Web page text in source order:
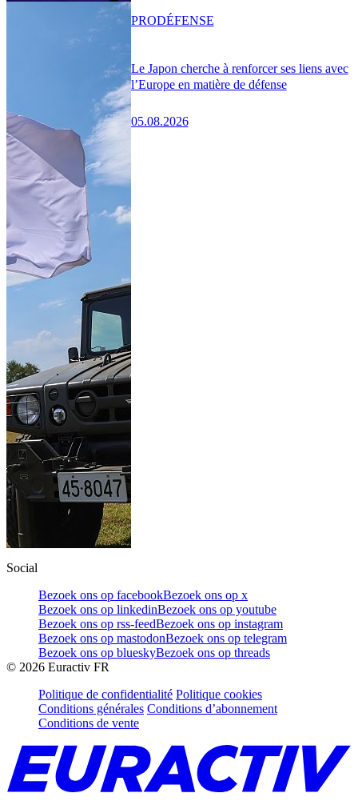
Le Japon cherche à renforcer ses liens avec
l’Europe en matière de défense
05.08.2026
PRODÉFENSE
Social
Bezoek ons op facebookBezoek ons op x
Bezoek ons op linkedinBezoek ons op youtube
Bezoek ons op rss-feedBezoek ons op instagram
Bezoek ons op mastodonBezoek ons op telegram
Bezoek ons op blueskyBezoek ons op threads
© 2026 Euractiv FR
Politique de confidentialité Politique cookies
Conditions générales Conditions d’abonnement
Conditions de vente